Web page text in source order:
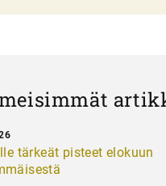
tärkeät pisteet elokuun